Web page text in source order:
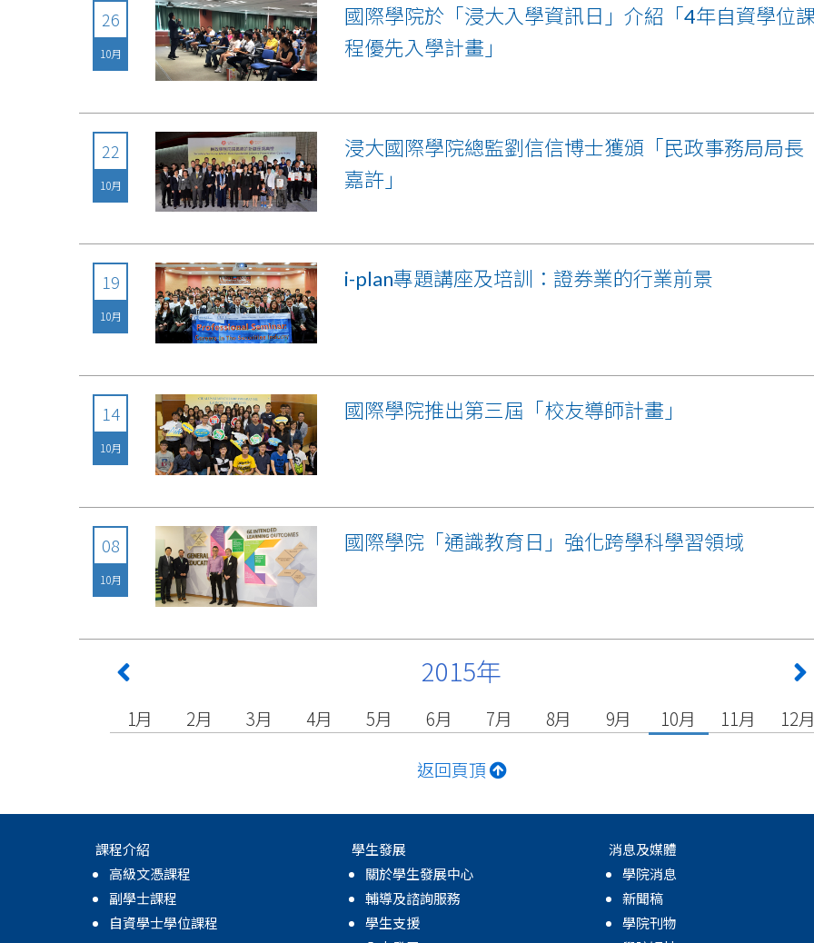
26
10月
國際學院於「浸大入學資訊日」介紹「4年自資學位
程優先入學計畫」
22
10月
浸大國際學院總監劉信信博士獲頒「民政事務局局長
嘉許」
19
10月
i-plan專題講座及培訓：證券業的行業前景
14
10月
國際學院推出第三屆「校友導師計畫」
08
10月
國際學院「通識教育日」強化跨學科學習領域
2015年
1月 2月 3月 4月 5月 6月 7月 8月 9月 10月 11月 12
返回頁頂
課程介紹
高級文憑課程
副學士課程
自資學士學位課程
學生發展
關於學生發展中心
輔導及諮詢服務
學生支援
消息及媒體
學院消息
新聞稿
學院刊物